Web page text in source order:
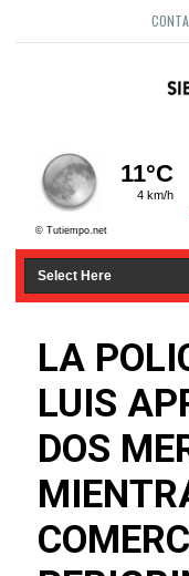
LA
LUIS
DOS